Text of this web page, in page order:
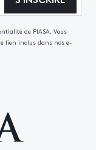
de PIASA, Vous
lien inclus dans nos e-